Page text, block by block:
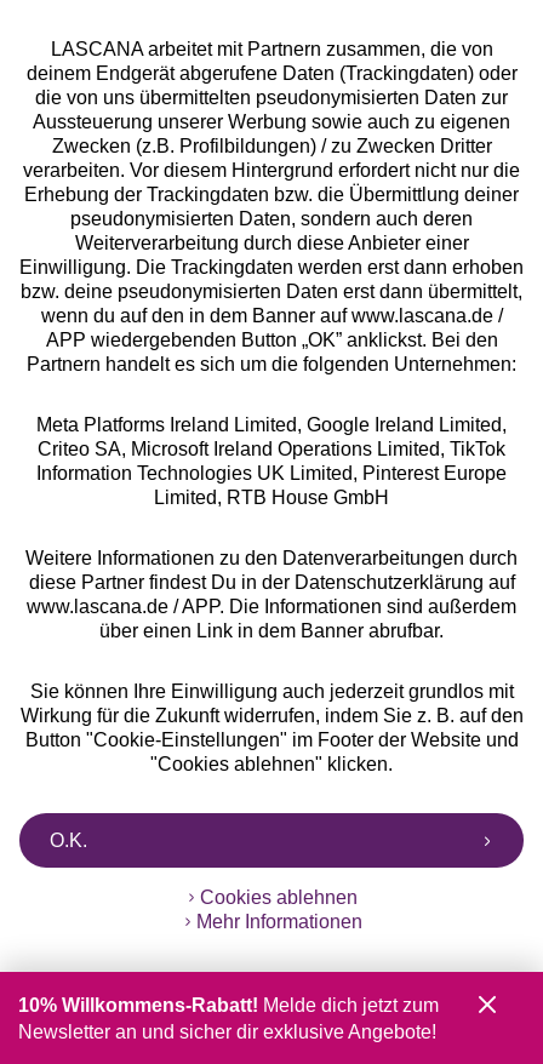
°Punkte sammeln
Ratenkauf **
Services
Beratung
Über uns
Alle Preise inkl. MwSt., zzgl.
Versandkosten
LASCANA arbeitet mit Partnern zusammen, die von
deinem Endgerät abgerufene Daten (Trackingdaten) oder
die von uns übermittelten pseudonymisierten Daten zur
Aussteuerung unserer Werbung sowie auch zu eigenen
Zwecken (z.B. Profilbildungen) / zu Zwecken Dritter
verarbeiten. Vor diesem Hintergrund erfordert nicht nur die
Erhebung der Trackingdaten bzw. die Übermittlung deiner
pseudonymisierten Daten, sondern auch deren
Weiterverarbeitung durch diese Anbieter einer
Einwilligung. Die Trackingdaten werden erst dann erhoben
bzw. deine pseudonymisierten Daten erst dann übermittelt,
wenn du auf den in dem Banner auf www.lascana.de /
APP wiedergebenden Button „OK” anklickst. Bei den
Partnern handelt es sich um die folgenden Unternehmen:
Meta Platforms Ireland Limited, Google Ireland Limited,
Criteo SA, Microsoft Ireland Operations Limited, TikTok
Information Technologies UK Limited, Pinterest Europe
Limited, RTB House GmbH
Weitere Informationen zu den Datenverarbeitungen durch
diese Partner findest Du in der Datenschutzerklärung auf
www.lascana.de / APP. Die Informationen sind außerdem
über einen Link in dem Banner abrufbar.
Sie können Ihre Einwilligung auch jederzeit grundlos mit
Wirkung für die Zukunft widerrufen, indem Sie z. B. auf den
Button "Cookie-Einstellungen" im Footer der Website und
"Cookies ablehnen" klicken.
O.K.
Cookies ablehnen
Mehr Informationen
10% Willkommens-Rabatt! Melde dich jetzt zum
Newsletter an und sicher dir exklusive Angebote!